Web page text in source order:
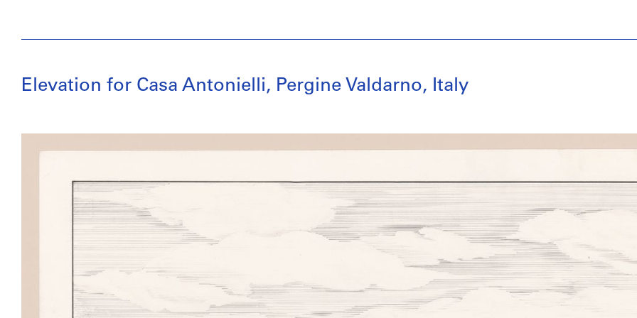
Elevation for Casa Antonielli, Pergine Valdarno, Italy